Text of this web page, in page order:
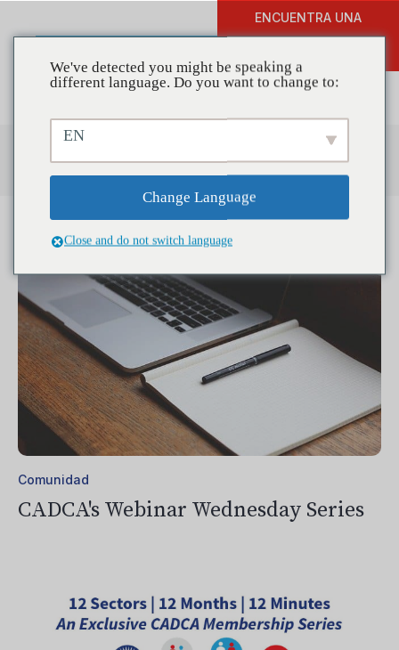
ENCUENTRA UNA
Centro de recursos
Comunidad
CADCA's Webinar Wednesday Series
We've detected you might be speaking a
different language. Do you want to change to:
EN
Change Language
Close and do not switch language